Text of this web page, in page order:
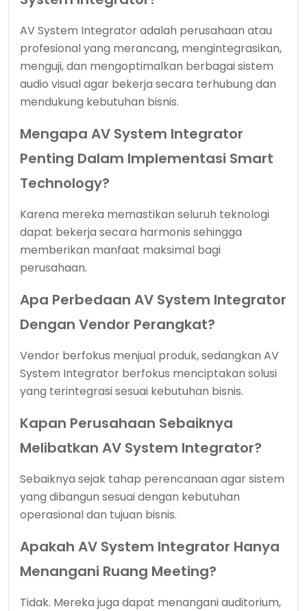
AV System Integrator adalah perusahaan atau
profesional yang merancang, mengintegrasikan,
menguji, dan mengoptimalkan berbagai sistem
audio visual agar bekerja secara terhubung dan
mendukung kebutuhan bisnis.
Mengapa AV System Integrator
Penting Dalam Implementasi Smart
Technology?
Karena mereka memastikan seluruh teknologi
dapat bekerja secara harmonis sehingga
memberikan manfaat maksimal bagi
perusahaan.
Apa Perbedaan AV System Integrator
Dengan Vendor Perangkat?
Vendor berfokus menjual produk, sedangkan AV
System Integrator berfokus menciptakan solusi
yang terintegrasi sesuai kebutuhan bisnis.
Kapan Perusahaan Sebaiknya
Melibatkan AV System Integrator?
Sebaiknya sejak tahap perencanaan agar sistem
yang dibangun sesuai dengan kebutuhan
operasional dan tujuan bisnis.
Apakah AV System Integrator Hanya
Menangani Ruang Meeting?
Tidak. Mereka juga dapat menangani auditorium,